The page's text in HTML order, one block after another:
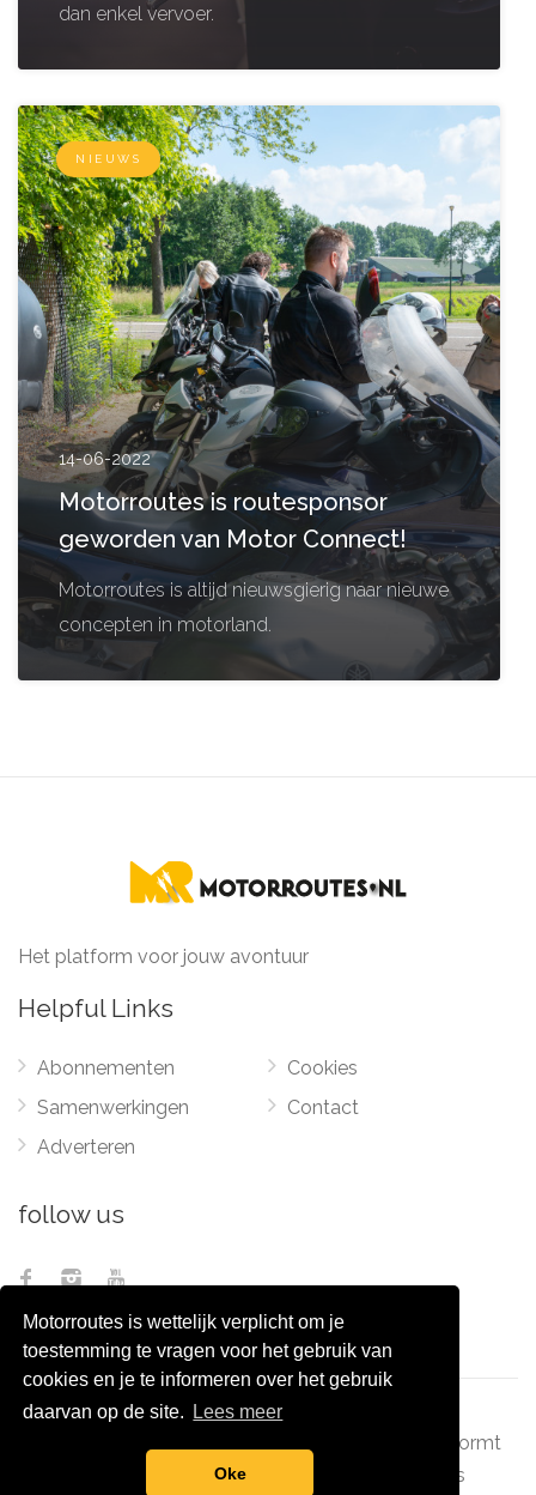
Motorroutes is wettelijk verplicht om je
toestemming te vragen voor het gebruik van
cookies en je te informeren over het gebruik
daarvan op de site.
Lees meer
Oke
dan enkel vervoer.
NIEUWS
14-06-2022
Motorroutes is routesponsor
geworden van Motor Connect!
Motorroutes is altijd nieuwsgierig naar nieuwe
concepten in motorland.
Het platform voor jouw avontuur
Helpful Links
Abonnementen
Samenwerkingen
Adverteren
Cookies
Contact
follow us
vormt
grootverzet.nl Pixel Monsters